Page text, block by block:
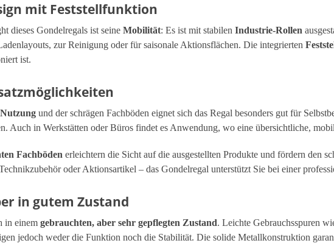
mit Feststellfunktion
dieses Gondelregals ist seine Mobilität: Es ist mit stabilen Industrie-Rollen
zur Reinigung oder für saisonale Aktionsflächen. Die integrierten
ist.
und der schrägen Fachböden eignet sich das Regal besonders gut für
Auch in Werkstätten oder Büros findet es Anwendung, wo eine übersichtliche,
Fachböden erleichtern die Sicht auf die ausgestellten Produkte und fördern den
oder Aktionsartikel – das Gondelregal unterstützt Sie bei einer
in gutem Zustand
in einem gebrauchten, aber sehr gepflegten Zustand. Leichte Gebrauchsspuren
jedoch weder die Funktion noch die Stabilität. Die solide Metallkonstruktion